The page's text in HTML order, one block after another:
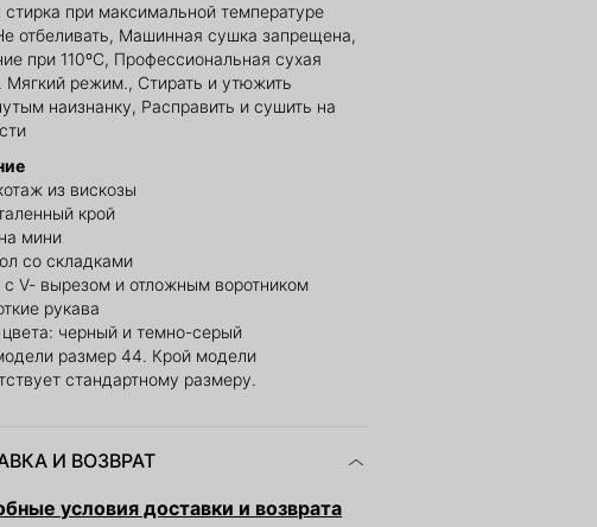
стирка при максимальной температуре
отбеливать, Машинная сушка запрещена,
при 110ºС, Профессиональная сухая
Мягкий режим., Стирать и утюжить
наизнанку, Расправить и сушить на
из вискозы
крой
мини
со складками
V- вырезом и отложным воротником
рукава
черный и темно-серый
размер 44. Крой модели
стандартному размеру.
И ВОЗВРАТ
условия доставки и возврата